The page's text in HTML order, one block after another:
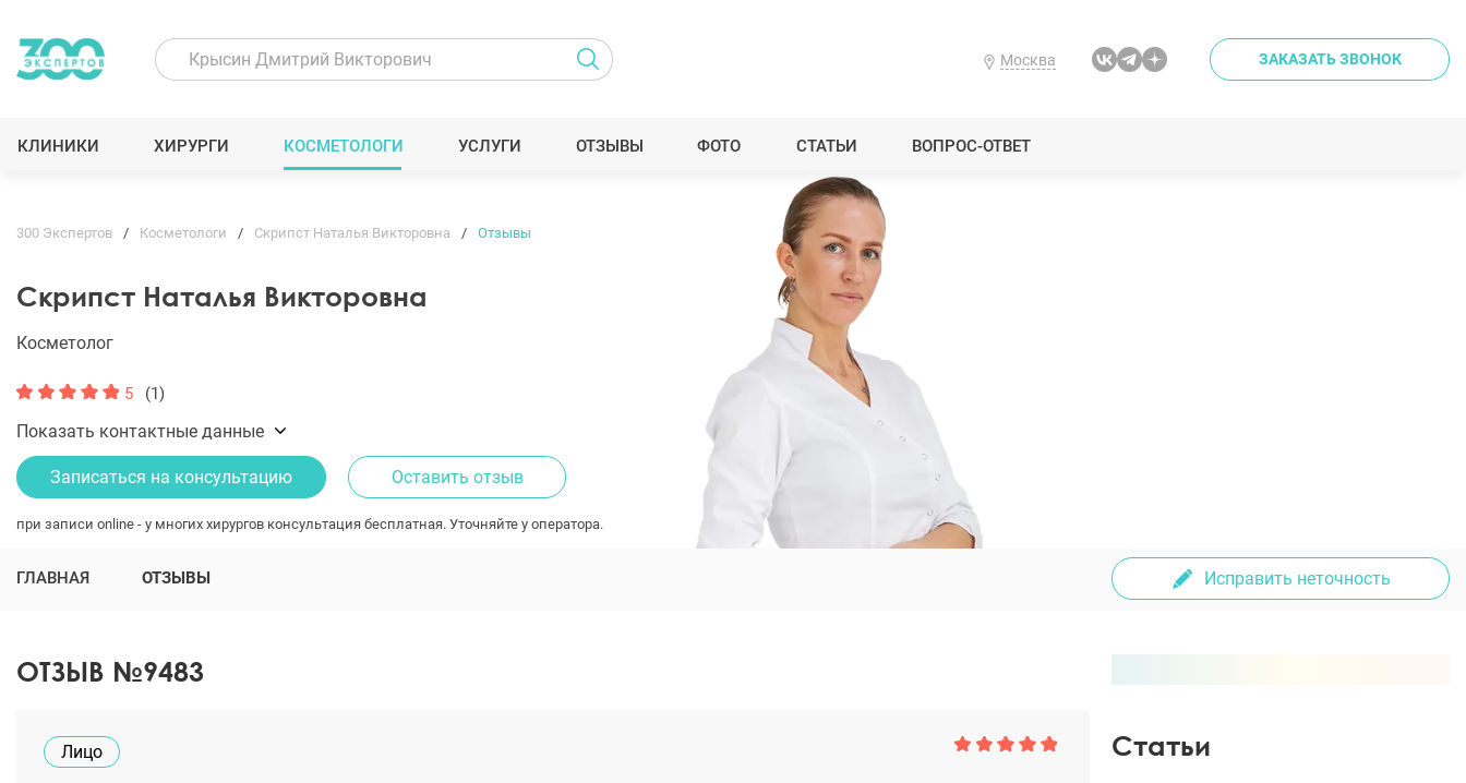
Москва ЗАКАЗАТЬ ЗВОНОК
КЛИНИКИ ХИРУРГИ КОСМЕТОЛОГИ УСЛУГИ ОТЗЫВЫ ФОТО СТАТЬИ ВОПРОС-ОТВЕТ
300 Экспертов Косметологи Скрипст Наталья Викторовна Отзывы
Скрипст Наталья Викторовна
Косметолог
5 (1)
Показать контактные данные
Записаться на консультацию Оставить отзыв
при записи online - у многих хирургов консультация бесплатная. Уточняйте у оператора.
ГЛАВНАЯ ОТЗЫВЫ Исправить неточность
ОТЗЫВ №9483
Лицо
Статьи